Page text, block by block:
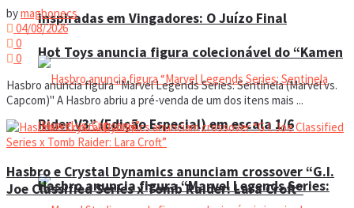
Hot Toys anuncia figura colecionável do “Kamen
Rider V3” (Edição Especial) em escala 1/6
inspiradas em Vingadores: O Juízo Final
Hasbro anuncia figura “Marvel Legends Series:
bymagbonecs
04/08/2026
0
0
Hasbro anuncia figura "Marvel Legends Series: Sentinela (Marvel vs.
Capcom)" A Hasbro abriu a pré-venda de um dos itens mais ...
Hasbro e Crystal Dynamics anunciam crossover “G.I.
Joe Classified Series x Tomb Raider: Lara Croft”